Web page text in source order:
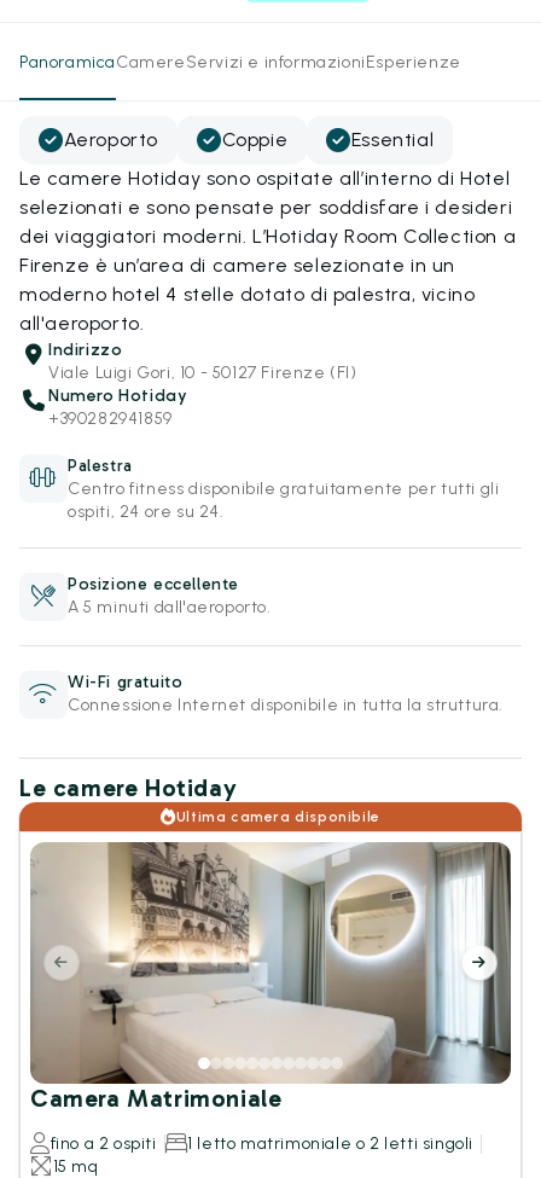
PanoramicaCamereServizi e informazioniEsperienze
Aeroporto Coppie
Essential
Le camere Hotiday sono ospitate all’interno di Hotel
selezionati e sono pensate per soddisfare i desideri
dei viaggiatori moderni. L’Hotiday Room Collection a
Firenze è un’area di camere selezionate in un
moderno hotel 4 stelle dotato di palestra, vicino
all'aeroporto.
Indirizzo
Viale Luigi Gori, 10 - 50127 Firenze (FI)
Numero Hotiday
+390282941859
Palestra
Centro fitness disponibile gratuitamente per tutti gli
ospiti, 24 ore su 24.
Posizione eccellente
A 5 minuti dall'aeroporto.
Wi-Fi gratuito
Connessione Internet disponibile in tutta la struttura.
Le camere Hotiday
Ultima camera disponibile
Camera Matrimoniale
fino a 2 ospiti
1 letto matrimoniale o 2 letti singoli
15 mq